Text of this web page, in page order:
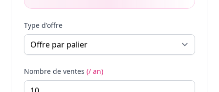
Type d'offre
Nombre de ventes (/ an)